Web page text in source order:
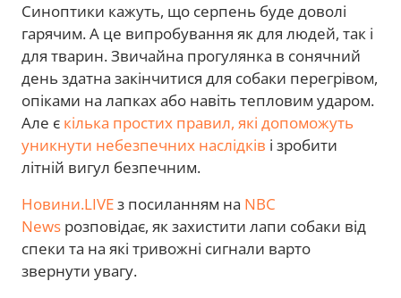
Синоптики кажуть, що серпень буде доволі
гарячим. А це випробування як для людей, так і
для тварин. Звичайна прогулянка в сонячний
день здатна закінчитися для собаки перегрівом,
опіками на лапках або навіть тепловим ударом.
Але є кілька простих правил, які допоможуть
уникнути небезпечних наслідків і зробити
літній вигул безпечним.
Новини.LIVEз посиланням на NBC
News розповідає, як захистити лапи собаки від
спеки та на які тривожні сигнали варто
звернути увагу.